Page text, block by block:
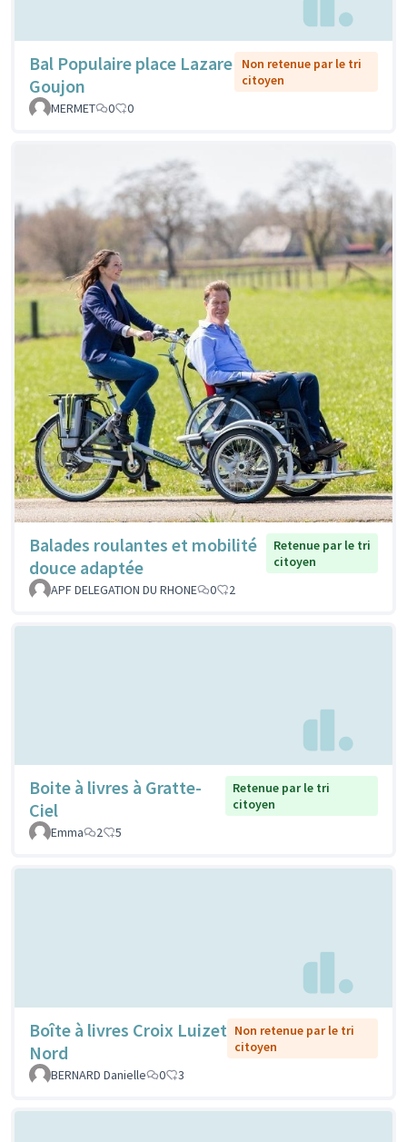
Bal Populaire place Lazare
Goujon
Non retenue par le tri
citoyen
MERMET
0 0
Balades roulantes et mobilité
douce adaptée
Retenue par le tri
citoyen
APF DELEGATION DU RHONE
0 2
Boite à livres à Gratte-
Ciel
Retenue par le tri
citoyen
Emma
2 5
Boîte à livres Croix Luizet
Nord
Non retenue par le tri
citoyen
BERNARD Danielle
0 3